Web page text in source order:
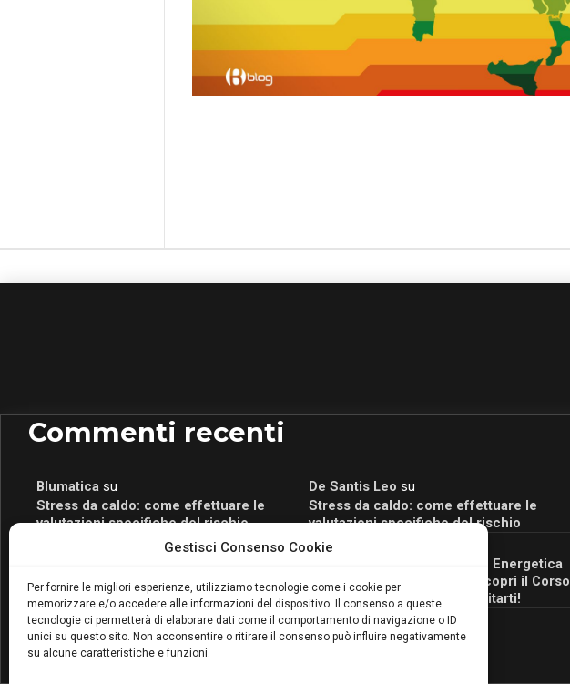
Gestisci Consenso Cookie
Per fornire le migliori esperienze, utilizziamo tecnologie come i cookie per
memorizzare e/o accedere alle informazioni del dispositivo. Il consenso a queste
tecnologie ci permetterà di elaborare dati come il comportamento di navigazione o ID
unici su questo sito. Non acconsentire o ritirare il consenso può influire negativamente
su alcune caratteristiche e funzioni.
Commenti recenti
Blumaticasu
Stress da caldo: come effettuare le
valutazioni specifiche del rischio
De Santis Leo su
Stress da caldo: come effettuare le
valutazioni specifiche del rischio
attivo anche in Campania: scopri il Corso
Blumatica da 80 Ore per abilitarti!
Romeo Myrtaj
Portale per la Certificazione Energetica
attivo anche in Campania: scopri il Corso
Blumatica da 80 Ore per abilitarti!
Blumaticasu
Coordinatore della Sicurezza: cosa è
richiesto per abilitazione e